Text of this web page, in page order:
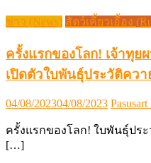
ข่าว (News) สัตว์เคี้ยวเอื้อง
ครั้งแรกของโลก! เจ้าทุ
เปิดตัวใบพันธุ์ประวัติคว
Posted
04/08/202304/08/2023 Author
ครั้งแรกของโลก! ใบพันธุ์ประ
[…]